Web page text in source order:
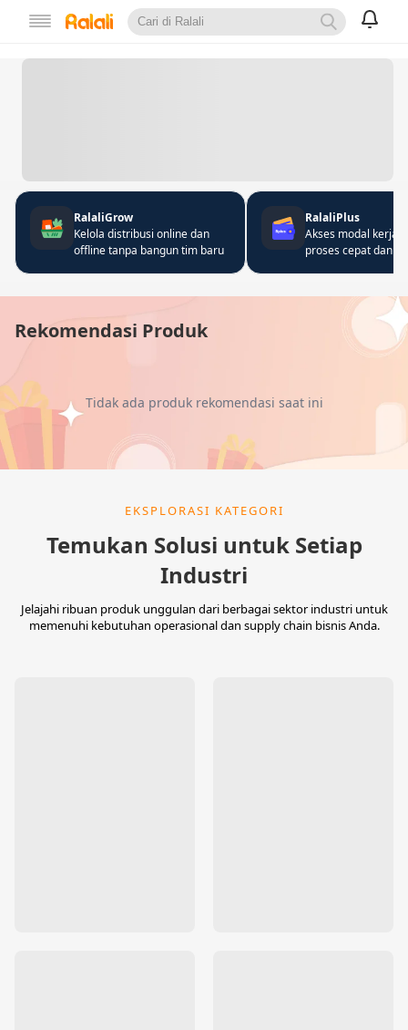
RalaliGrow
Kelola distribusi online dan
offline tanpa bangun tim baru
RalaliPlus
Akses modal kerja
proses cepat dan
Rekomendasi Produk
Tidak ada produk rekomendasi saat ini
EKSPLORASI KATEGORI
Temukan Solusi untuk Setiap
Industri
Jelajahi ribuan produk unggulan dari berbagai sektor industri untuk
memenuhi kebutuhan operasional dan supply chain bisnis Anda.